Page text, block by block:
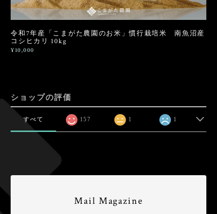
令和7年産「こまがた農園のお米」慣行栽培米 南魚沼産
コシヒカリ 10kg
¥10,000
ショップの評価
すべて 157 1 1
Mail Magazine